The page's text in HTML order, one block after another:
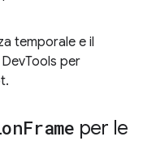
temporale e il
per
Frame per le